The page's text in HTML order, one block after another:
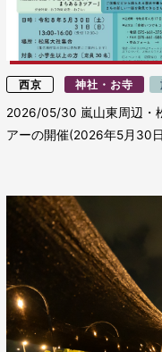
西京 神社・お寺
2026/05/30 嵐山東周辺・
アーの開催(2026年5月30